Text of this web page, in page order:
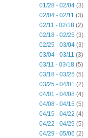
01/28 - 02/04 (3)
02/04 - 02/11 (3)
02/11 - 02/18 (2)
02/18 - 02/25 (3)
02/25 - 03/04 (3)
03/04 - 03/11 (3)
03/11 - 03/18 (5)
03/18 - 03/25 (5)
03/25 - 04/01 (2)
04/01 - 04/08 (4)
04/08 - 04/15 (5)
04/15 - 04/22 (4)
04/22 - 04/29 (5)
04/29 - 05/06 (2)